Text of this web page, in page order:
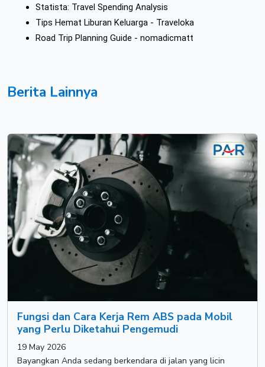
Statista: Travel Spending Analysis
Tips Hemat Liburan Keluarga - Traveloka
Road Trip Planning Guide - nomadicmatt
Berita Lainnya
Fungsi dan Cara Kerja Rem ABS pada Mobil
yang Perlu Diketahui Pengemudi
19 May 2026
Bayangkan Anda sedang berkendara di jalan yang licin